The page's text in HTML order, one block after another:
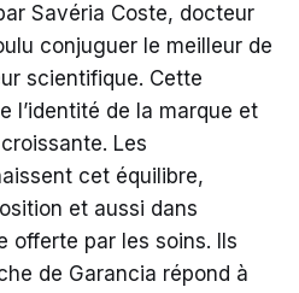
Savéria Coste, docteur
conjuguer le meilleur de
scientifique. Cette
l’identité de la marque et
Les
cet équilibre,
et aussi dans
offerte par les soins. Ils
de Garancia répond à